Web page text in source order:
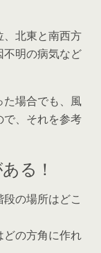
、北東と南西方
明の病気など
場合でも、風
、それを参考
る！
の場所はどこ
の方角に作れ